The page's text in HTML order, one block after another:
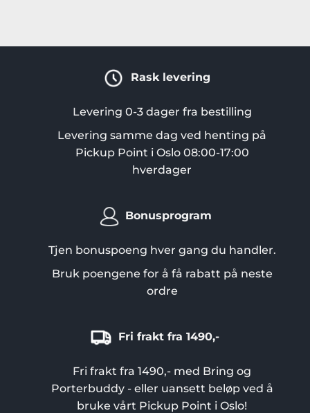
Rask levering
Levering 0-3 dager fra bestilling
Levering samme dag ved henting på
Pickup Point i Oslo 08:00-17:00
hverdager
Bonusprogram
Tjen bonuspoeng hver gang du handler.
Bruk poengene for å få rabatt på neste
ordre
Fri frakt fra 1490,-
Fri frakt fra 1490,- med Bring og
Porterbuddy - eller uansett beløp ved å
bruke vårt Pickup Point i Oslo!